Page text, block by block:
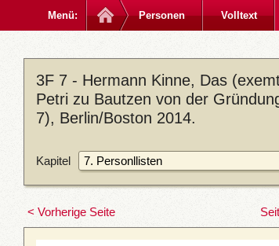
Menü: Personen Volltext
3F 7 - Hermann Kinne, Das
Petri zu Bautzen von der
7), Berlin/Boston 2014.
Kapitel
< Vorherige Seite